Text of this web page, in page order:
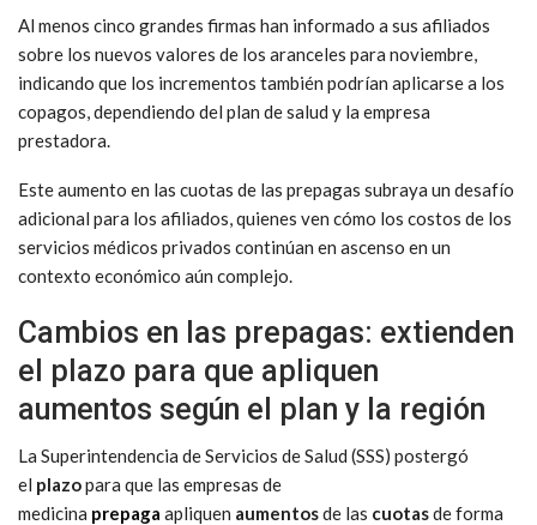
Al menos cinco grandes firmas han informado a sus afiliados
sobre los nuevos valores de los aranceles para noviembre,
indicando que los incrementos también podrían aplicarse a los
copagos, dependiendo del plan de salud y la empresa
prestadora.
Este aumento en las cuotas de las prepagas subraya un desafío
adicional para los afiliados, quienes ven cómo los costos de los
servicios médicos privados continúan en ascenso en un
contexto económico aún complejo.
Cambios en las prepagas: extienden
el plazo para que apliquen
aumentos según el plan y la región
La Superintendencia de Servicios de Salud (SSS) postergó
el plazopara que las empresas de
medicina prepaga apliquen aumentosde las cuotasde forma